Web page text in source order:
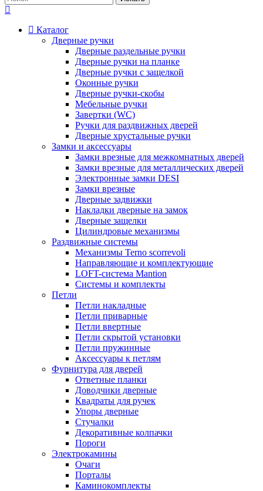
Каталог
Дверные ручки
Дверные раздельные ручки
Дверные ручки на планке
Дверные ручки с защелкой
Оконные ручки
Дверные ручки-скобы
Мебельные ручки
Завертки (WC)
Ручки для раздвижных дверей
Дверные хрустальные ручки
Замки и аксессуары
Замки врезные для межкомнатных дверей
Замки врезные для металлических дверей
Электронные замки DESI
Замки врезные
Дверные задвижки
Накладки дверные на замок
Дверные защелки
Цилиндровые механизмы
Раздвижные системы
Механизмы Terno scorrevoli
Направляющие и комплектующие
LOFT-cистема Mantion
Системы и комплекты
Петли
Петли накладные
Петли приварные
Петли ввертные
Петли скрытой установки
Петли пружинные
Аксессуары к петлям
Фурнитура для дверей
Ответные планки
Доводчики дверные
Квадраты для ручек
Упоры дверные
Стучалки
Декоративные колпачки
Пороги
Электрокамины
Очаги
Порталы
Каминокомплекты